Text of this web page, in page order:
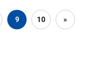
9 10 »